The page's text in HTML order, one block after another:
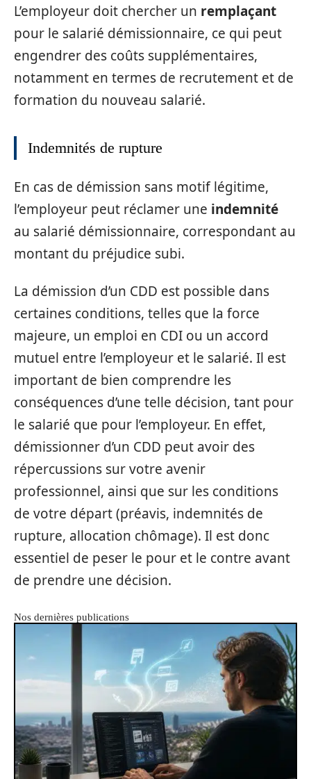
L’employeur doit chercher un remplaçant
pour le salarié démissionnaire, ce qui peut
engendrer des coûts supplémentaires,
notamment en termes de recrutement et de
formation du nouveau salarié.
Indemnités de rupture
En cas de démission sans motif légitime,
l’employeur peut réclamer une indemnité
au salarié démissionnaire, correspondant au
montant du préjudice subi.
La démission d’un CDD est possible dans
certaines conditions, telles que la force
majeure, un emploi en CDI ou un accord
mutuel entre l’employeur et le salarié. Il est
important de bien comprendre les
conséquences d’une telle décision, tant pour
le salarié que pour l’employeur. En effet,
démissionner d’un CDD peut avoir des
répercussions sur votre avenir
professionnel, ainsi que sur les conditions
de votre départ (préavis, indemnités de
rupture, allocation chômage). Il est donc
essentiel de peser le pour et le contre avant
de prendre une décision.
Nos dernières publications